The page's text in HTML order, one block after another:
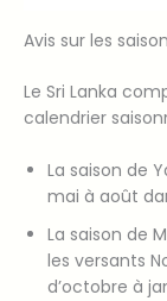
Avis sur les
Le Sri Lanka
calendrier
La saison de
mai à août
La saison de
les versants
d’octobre à